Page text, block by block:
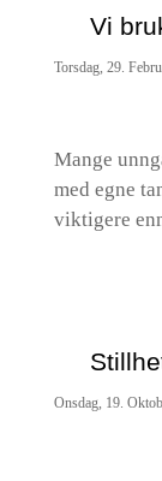
Vi
Torsdag, 29.
Mange
med egne
viktigere
Onsdag, 19.